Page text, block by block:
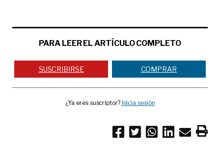
PARA LEER EL ARTÍCULO COMPLETO
SUSCRIBIRSE COMPRAR
¿Ya eres suscriptor? Inicia sesión